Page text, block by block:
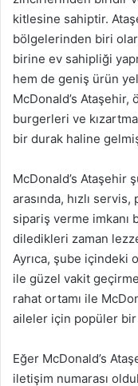
kitlesine sahiptir.
bölgelerinden biri
birine ev sahipliği
hem de geniş ürün
McDonald’s
burgerleri ve
bir durak haline
McDonald’s Ataşehir
arasında, hızlı
sipariş verme imkanı
diledikleri zaman
Ayrıca, şube içindeki
ile güzel vakit
rahat ortamı ile
aileler için popüler bir
Eğer McDonald’s
iletişim numarası